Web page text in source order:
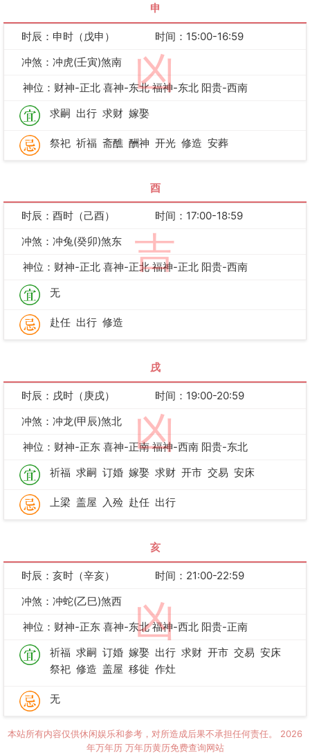
申
凶
时辰：申时（戊申）
时间：15:00-16:59
冲煞：冲虎(壬寅)煞南
神位：财神-正北 喜神-东北 福神-东北 阳贵-西南
求嗣 出行 求财 嫁娶
祭祀 祈福 斋醮 酬神 开光 修造 安葬
酉
吉
时辰：酉时（己酉）
时间：17:00-18:59
冲煞：冲兔(癸卯)煞东
神位：财神-正北 喜神-正北 福神-正北 阳贵-西南
无
赴任 出行 修造
戌
凶
时辰：戌时（庚戌）
时间：19:00-20:59
冲煞：冲龙(甲辰)煞北
神位：财神-正东 喜神-正南 福神-西南 阳贵-东北
祈福 求嗣 订婚 嫁娶 求财 开市 交易 安床
上梁 盖屋 入殓 赴任 出行
亥
凶
时辰：亥时（辛亥）
时间：21:00-22:59
冲煞：冲蛇(乙巳)煞西
神位：财神-正东 喜神-东北 福神-西北 阳贵-正南
祈福 求嗣 订婚 嫁娶 出行 求财 开市 交易 安床
祭祀 修造 盖屋 移徙 作灶
无
本站所有内容仅供休闲娱乐和参考，对所造成后果不承担任何责任。 2026
年万年历 万年历黄历免费查询网站